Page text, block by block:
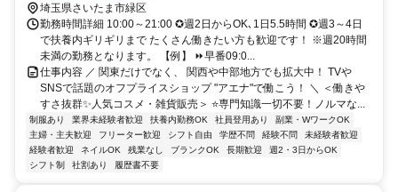
埼玉県さいたま市緑区
勤務時間詳細 10:00～21:00 ✪週2日からOK､1日5.5時間 ✪週3～4日
で扶養内ギリギリまで たくさん働きたい方も歓迎です！ ※週20時間
未満の勤務となります。 【例】 ⏩早番09:0...
仕事内容 ／ 関東だけでなく、 関西や中部地方でも拡大中！ TVや
SNSで話題のオフプライスショップ "アエナ"で働こう！ ＼ ＜働きや
すさ抜群✨人気コスメ・雑貨販売＞ ⭐専門知識一切不要！ノルマな...
制服あり 業界未経験者歓迎 扶養内勤務OK 社員登用あり
副業・WワークOK
主婦・主夫歓迎
フリーター歓迎 シフト自由 学歴不問 経験不問
未経験者歓迎
経験者歓迎
ネイルOK 残業なし ブランクOK 長期歓迎
週2・3日からOK
シフト制
社割あり 履歴書不要